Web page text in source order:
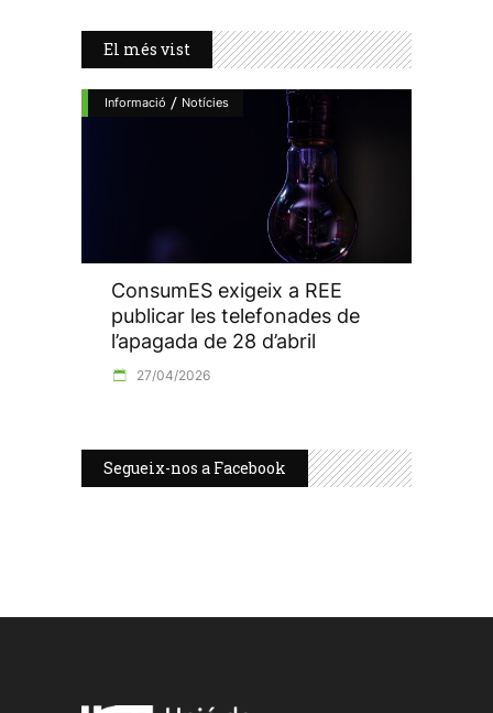
El més vist
Informació / Notícies
ConsumES exigeix a REE
publicar les telefonades de
l’apagada de 28 d’abril
27/04/2026
Segueix-nos a Facebook